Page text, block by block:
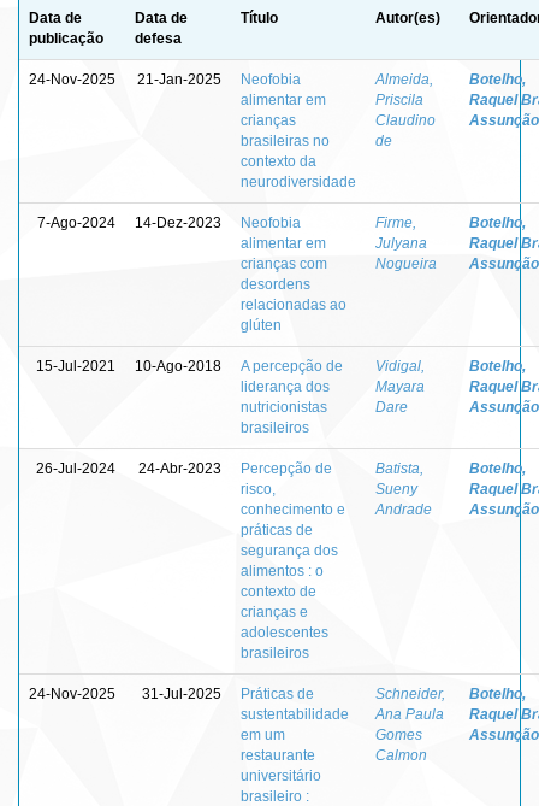
Data de
publicação
Data de
defesa
Título Autor(es)
24-Nov-2025 21-Jan-2025
Neofobia
alimentar em
crianças
brasileiras no
contexto da
neurodiversidade
Almeida,
Priscila
Claudino
de
Botelho,
Raquel
Assunção
7-Ago-2024 14-Dez-2023
Neofobia
alimentar em
crianças com
desordens
relacionadas ao
glúten
Firme,
Julyana
Nogueira
Botelho,
Raquel
Assunção
15-Jul-2021 10-Ago-2018
A percepção de
liderança dos
nutricionistas
brasileiros
Vidigal,
Mayara
Dare
Botelho,
Raquel
Assunção
26-Jul-2024 24-Abr-2023
Percepção de
risco,
conhecimento e
práticas de
segurança dos
alimentos : o
contexto de
crianças e
adolescentes
brasileiros
Batista,
Sueny
Andrade
Botelho,
Raquel
Assunção
24-Nov-2025 31-Jul-2025
Práticas de
sustentabilidade
em um
restaurante
universitário
brasileiro :
Schneider,
Ana Paula
Gomes
Calmon
Botelho,
Raquel
Assunção